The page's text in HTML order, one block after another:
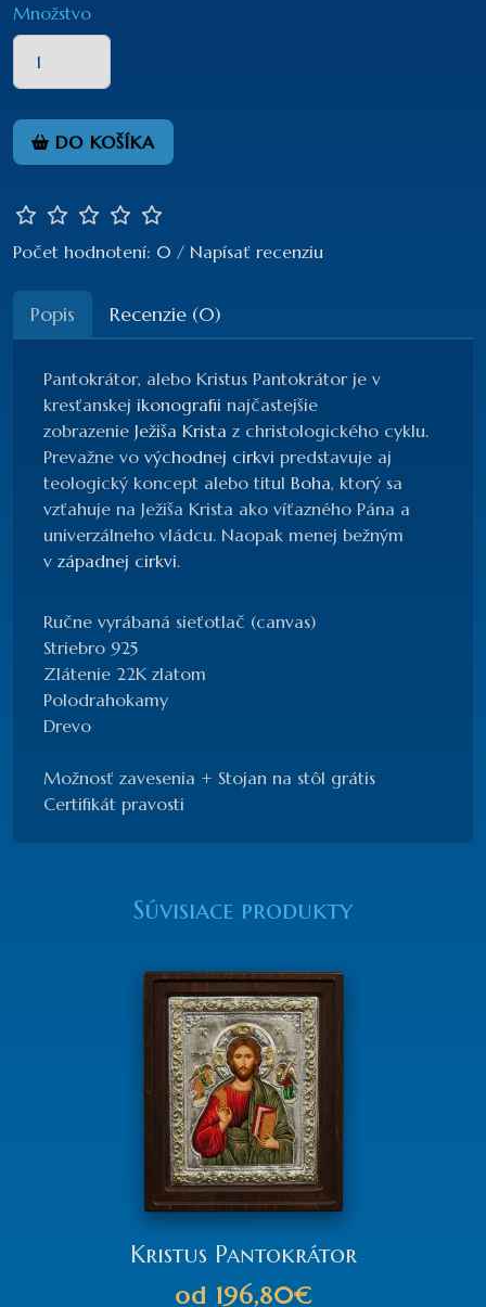
Množstvo
DO KOŠÍKA
Počet hodnotení: 0 / Napísať recenziu
Popis Recenzie (0)
Pantokrátor, alebo Kristus Pantokrátor je v
kresťanskej ikonografii najčastejšie
zobrazenie Ježiša Krista z christologického cyklu.
Prevažne vo východnej cirkvi predstavuje aj
teologický koncept alebo titul Boha, ktorý sa
vzťahuje na Ježiša Krista ako víťazného Pána a
univerzálneho vládcu. Naopak menej bežným
v západnej cirkvi.
Ručne vyrábaná sieťotlač (canvas)
Striebro 925
Zlátenie 22K zlatom
Polodrahokamy
Drevo
Možnosť zavesenia + Stojan na stôl grátis
Certifikát pravosti
Súvisiace produkty
Kristus Pantokrátor
od 196,80€